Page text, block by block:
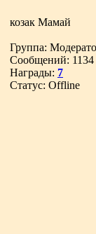
козак Мамай
Группа:
Сообщений: 1134
Награды: 7
Статус: Offline